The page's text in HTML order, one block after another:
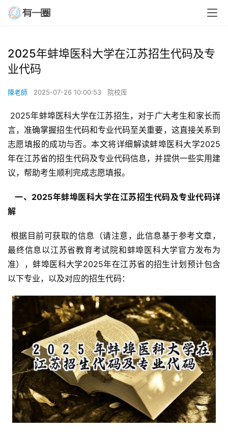
2025年蚌埠医科大学在江苏招生代码及专
业代码
陳老師 2025-07-26 10:00:53 院校库
言，准确掌握招生代码和专业代码至关重要，这直接关系到
志愿填报的成功与否。本文将详细解读蚌埠医科大学2025
年在江苏省的招生代码及专业代码信息，并提供一些实用建
议，帮助考生顺利完成志愿填报。
  一、2025年蚌埠医科大学在江苏招生代码及专业代码详
解
最终信息以江苏省教育考试院和蚌埠医科大学官方发布为
准），蚌埠医科大学2025年在江苏省的招生计划预计包含
以下专业，以及对应的招生代码：